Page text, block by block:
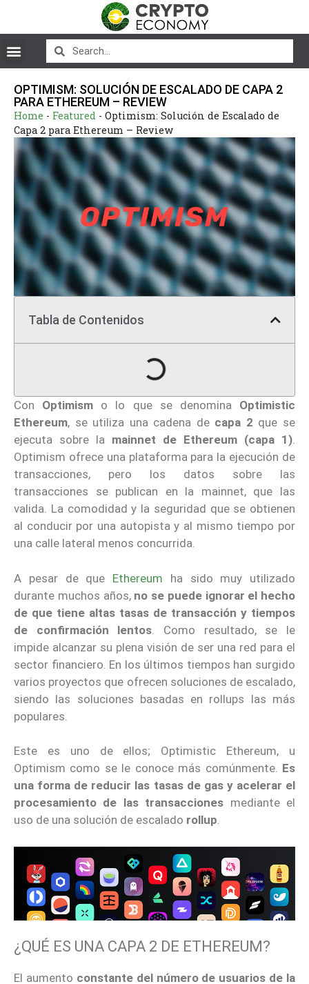
OPTIMISM: SOLUCIÓN DE ESCALADO DE CAPA 2
PARA ETHEREUM – REVIEW
Home - Featured - Optimism: Solución de Escalado de
Capa 2 para Ethereum – Review
Tabla de Contenidos
Con Optimism o lo que se denomina Optimistic
Ethereum, se utiliza una cadena de capa 2 que se
ejecuta sobre la mainnet de Ethereum (capa 1).
Optimism ofrece una plataforma para la ejecución de
transacciones, pero los datos sobre las
transacciones se publican en la mainnet, que las
valida. La comodidad y la seguridad que se obtienen
al conducir por una autopista y al mismo tiempo por
una calle lateral menos concurrida.
A pesar de que Ethereum ha sido muy utilizado
durante muchos años, no se puede ignorar el hecho
de que tiene altas tasas de transacción y tiempos
de confirmación lentos . Como resultado, se le
impide alcanzar su plena visión de ser una red para el
sector financiero. En los últimos tiempos han surgido
varios proyectos que ofrecen soluciones de escalado,
siendo las soluciones basadas en rollups las más
populares.
Este es uno de ellos; Optimistic Ethereum, u
Optimism como se le conoce más comúnmente. Es
una forma de reducir las tasas de gas y acelerar el
procesamiento de las transacciones mediante el
uso de una solución de escalado rollup.
¿QUÉ ES UNA CAPA 2 DE ETHEREUM?
El aumento constante del número de usuarios de la